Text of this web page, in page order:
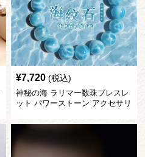
¥7,720 (税込)
神秘の海 ラリマー数珠ブレスレ
ット パワーストーン アクセサリ